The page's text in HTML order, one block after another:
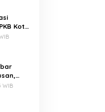
Kota
Harlah
WIB